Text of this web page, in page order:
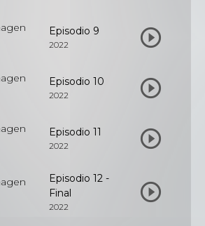
Episodio 9
2022
Episodio 10
2022
Episodio 11
2022
Episodio 12 -
Final
2022